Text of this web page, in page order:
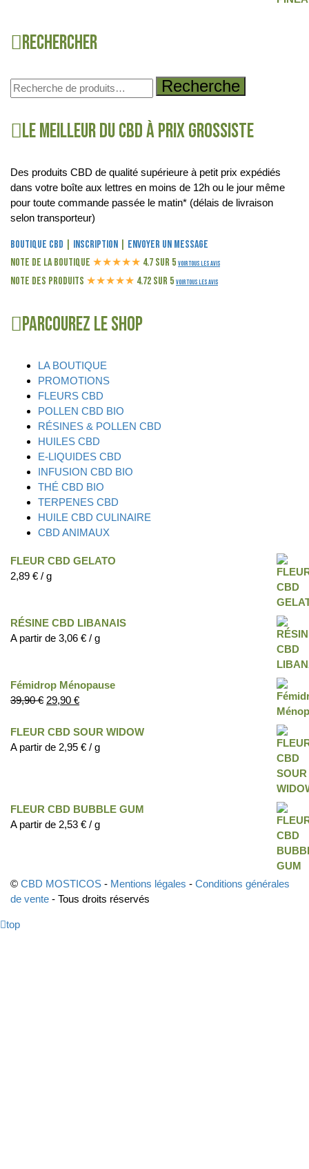
Rechercher
Recherche
Le meilleur du CBD à prix grossiste
Des produits CBD de qualité supérieure à petit prix expédiés
dans votre boîte aux lettres en moins de 12h ou le jour même
pour toute commande passée le matin* (délais de livraison
selon transporteur)
Boutique CBD Inscription
Envoyer un message
Note de la boutique ★★★★★ 4.7 sur 5 Voir tous les avis
Note des produits ★★★★★ 4.72 sur 5 Voir tous les avis
Parcourez le shop
LA BOUTIQUE
PROMOTIONS
FLEURS CBD
POLLEN CBD BIO
RÉSINES & POLLEN CBD
HUILES CBD
E-LIQUIDES CBD
INFUSION CBD BIO
THÉ CBD BIO
TERPENES CBD
HUILE CBD CULINAIRE
CBD ANIMAUX
FLEUR CBD GELATO
2,89 € / g
RÉSINE CBD LIBANAIS
A partir de 3,06 € / g
Fémidrop Ménopause
39,90€ 29,90 €
FLEUR CBD SOUR WIDOW
A partir de 2,95 € / g
FLEUR CBD BUBBLE GUM
A partir de 2,53 € / g
© CBD MOSTICOS - Mentions légales - Conditions générales
de vente - Tous droits réservés
top